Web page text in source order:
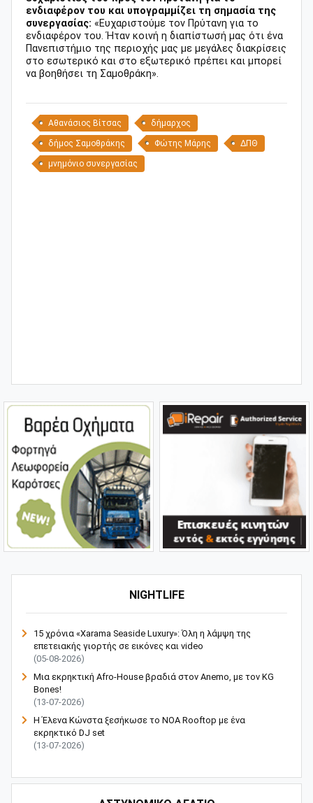
NIGHTLIFE
15 χρόνια «Xarama Seaside Luxury»: Όλη η λάμψη της
επετειακής γιορτής σε εικόνες και video
(05-08-2026)
Μια εκρηκτική Afro-House βραδιά στον Anemo, με τον KG
Bones!
(13-07-2026)
Η Έλενα Κώνστα ξεσήκωσε το NOA Rooftop με ένα
εκρηκτικό DJ set
(13-07-2026)
ενδιαφέρον του και υπογραμμίζει τη σημασία της
συνεργασίας: «Ευχαριστούμε τον Πρύτανη για το
ενδιαφέρον του. Ήταν κοινή η διαπίστωσή μας ότι ένα
Πανεπιστήμιο της περιοχής μας με μεγάλες διακρίσεις
στο εσωτερικό και στο εξωτερικό πρέπει και μπορεί
να βοηθήσει τη Σαμοθράκη».
Αθανάσιος Βίτσας δήμαρχος
δήμος Σαμοθράκης Φώτης Μάρης ΔΠΘ
μνημόνιο συνεργασίας